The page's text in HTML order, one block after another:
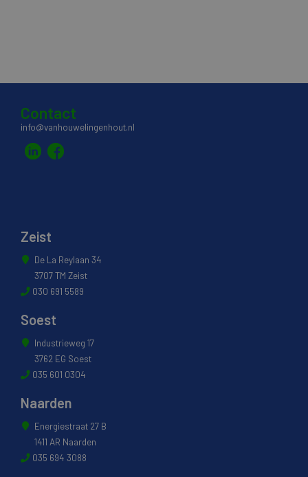
Contact
info@vanhouwelingenhout.nl
Zeist
De La Reylaan 34
3707 TM Zeist
030 691 5589
Soest
Industrieweg 17
3762 EG Soest
035 601 0304
Naarden
Energiestraat 27 B
1411 AR Naarden
035 694 3088